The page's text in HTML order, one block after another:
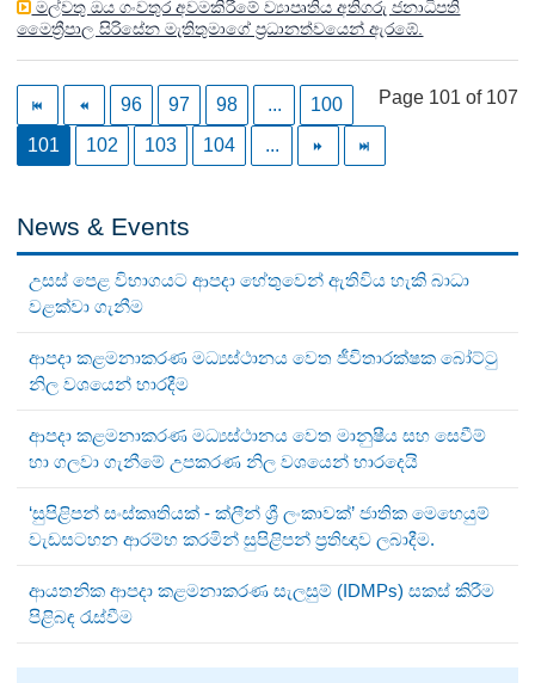
මල්වතු ඔය ගංවතුර අවමකිරීමේ ව්‍යාපෘතිය අතිගරු ජනාධිපති
මෛත්‍රීපාල සිරිසේන මැතිතුමාගේ ප්‍රධානත්වයෙන් ඇරඹේ.
Page 101 of 107
96 97 98 ...
100
101
102 103 104 ...
News & Events
උසස් පෙළ විභාගයට ආපදා හේතුවෙන් ඇතිවිය හැකි බාධා
වළක්වා ගැනීම
ආපදා කළමනාකරණ මධ්‍යස්ථානය වෙත ජීවිතාරක්ෂක බෝට්ටු
නිල වශයෙන් භාරදීම
ආපදා කළමනාකරණ මධ්‍යස්ථානය වෙත මානුෂීය සහ සෙවීම්
හා ගලවා ගැනීමේ උපකරණ නිල වශයෙන් භාරදෙයි
‘සුපිළිපන් සංස්කෘතියක් - ක්ලීන් ශ්‍රී ලංකාවක්’ ජාතික මෙහෙයුම්
වැඩසටහන ආරම්භ කරමින් සුපිළිපන් ප්‍රතිඥාව ලබාදීම.
ආයතනික ආපදා කළමනාකරණ සැලසුම් (IDMPs) සකස් කිරීම
පිළිබඳ රැස්වීම